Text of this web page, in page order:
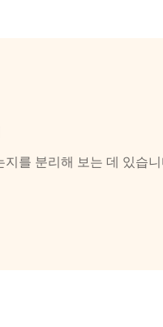
를 분리해 보는 데 있습니